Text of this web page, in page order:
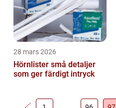
28 mars 2026
Hörnlister små detaljer
som ger färdigt intryck